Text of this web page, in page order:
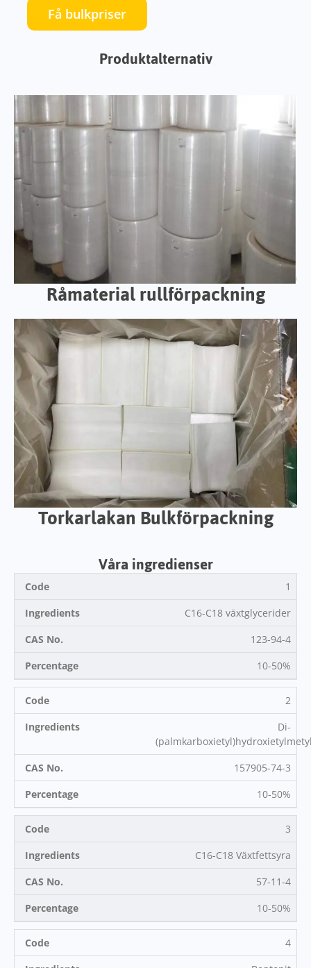
Få bulkpriser
Produktalternativ
Råmaterial rullförpackning
Torkarlakan Bulkförpackning
Våra ingredienser
1
C16-C18 växtglycerider
123-94-4
10-50%
2
Di-
157905-74-3
10-50%
3
C16-C18 Växtfettsyra
57-11-4
10-50%
4